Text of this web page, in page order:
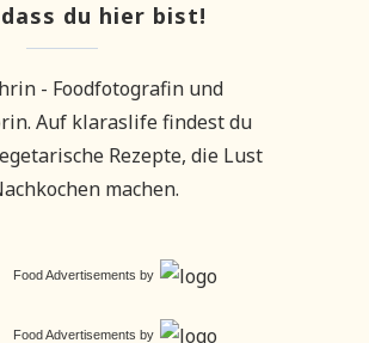
dass du hier bist!
- Foodfotografin und
Auf klaraslife findest du
Rezepte, die Lust
machen.
Food Advertisements by
Food Advertisements by